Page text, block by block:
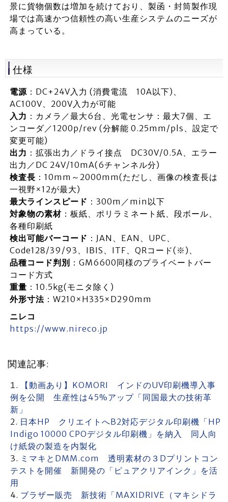
景に貨物個数は増加を続けており、製函・封筒製作現
場では高速かつ信頼性の高い生産システムのニーズが
高まっている。
仕様
電源：DC+24V入力 (消費電流 10A以下)、
AC100V、200V入力が可能
入力 ：カメラ／最大6台、光電センサ：最大7個、エ
ンコーダ／1200p/rev (分解能 0.25mm/pls、設定で
変更可能)
出力 ：拡張出力／ドライ接点 DC30V/0.5A、エラー
出力／DC 24V/10mA(6チャンネル分)
検査長 ：10mm～2000mm(ただし、画像の検査長は
一視野×12が最大)
最大ラインスピード ：300m／min以下
対象物の素材：板紙、ポリラミネート紙、段ボール、
各種印刷紙
検出可能バーコード ：JAN、EAN、UPC、
Code128/39/93、IBIS、ITF、QRコード(※)、
品種コード判別 ：GM6600同様のプライベートバー
コード方式
重量 ：10.5kg(モニタ除く)
外形寸法：W210×H335×D290mm
ニレコ
https://www.nireco.jp
関連記事:
【動画あり】KOMORI インドのUV印刷機導入事
例を公開 生産性は45%アップ「同国最大の技術革
新」
日本HP クリエイトへB2対応デジタル印刷機「HP
Indigo 10000 CPOデジタル印刷機」を納入 同人向
け紙袋の製造を内製化
ミマキとDMM.com 透明素材の３Dプリントコン
テストを開催 新開発の「ピュアクリアインク」を活
用
ブラザー販売 新技術「MAXIDRIVE（マキシドラ